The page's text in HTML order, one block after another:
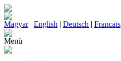
Magyar| English | Deutsch | Francais
Menü